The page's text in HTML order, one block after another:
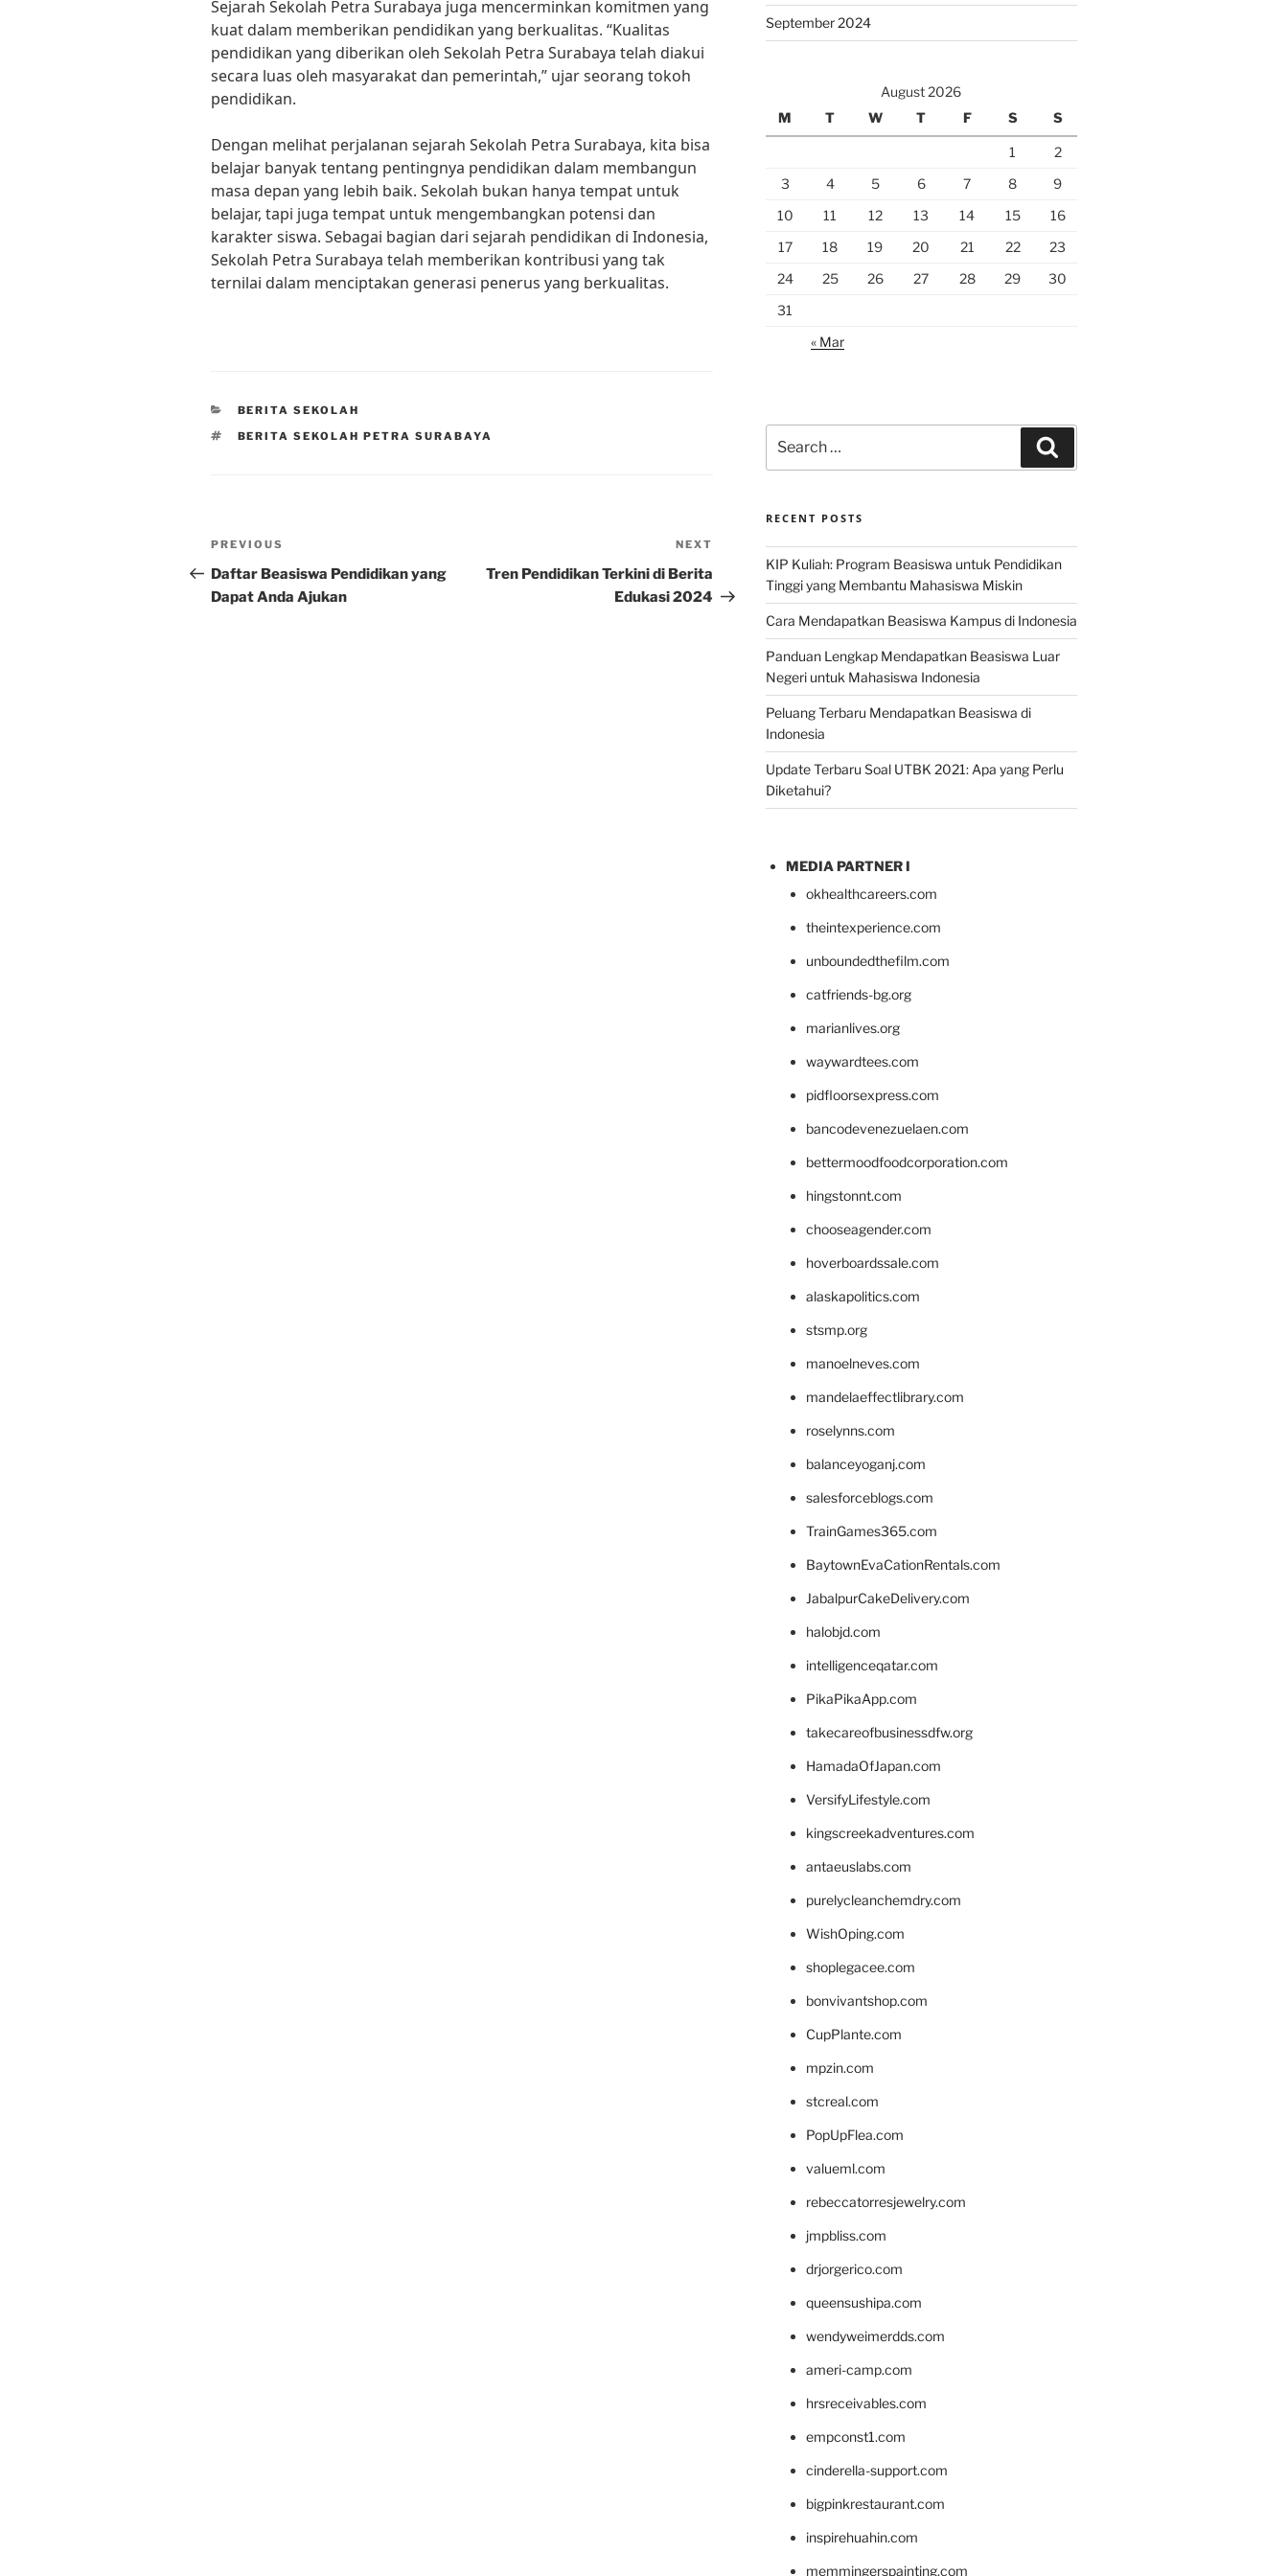
Sejarah Sekolah Petra Surabaya juga mencerminkan komitmen yang
kuat dalam memberikan pendidikan yang berkualitas. “Kualitas
pendidikan yang diberikan oleh Sekolah Petra Surabaya telah diakui
secara luas oleh masyarakat dan pemerintah,” ujar seorang tokoh
pendidikan.
Dengan melihat perjalanan sejarah Sekolah Petra Surabaya, kita bisa
belajar banyak tentang pentingnya pendidikan dalam membangun
masa depan yang lebih baik. Sekolah bukan hanya tempat untuk
belajar, tapi juga tempat untuk mengembangkan potensi dan
karakter siswa. Sebagai bagian dari sejarah pendidikan di Indonesia,
Sekolah Petra Surabaya telah memberikan kontribusi yang tak
ternilai dalam menciptakan generasi penerus yang berkualitas.
CATEGORIES
BERITA SEKOLAH
TAGS
BERITA SEKOLAH PETRA SURABAYA
Post
navigation
Previous
Post
PREVIOUS
Daftar Beasiswa Pendidikan yang
Dapat Anda Ajukan
NEXT
Tren Pendidikan Terkini di Berita
Edukasi 2024
September 2024
August 2026
M
T W T F S S
1
2
3
4 5 6 7 8
9
10
11 12 13 14 15
16
17
18 19 20 21 22
23
24
25 26 27 28 29
30
31
« Mar
for:
RECENT POSTS
KIP Kuliah: Program Beasiswa untuk Pendidikan
Tinggi yang Membantu Mahasiswa Miskin
Cara Mendapatkan Beasiswa Kampus di Indonesia
Panduan Lengkap Mendapatkan Beasiswa Luar
Negeri untuk Mahasiswa Indonesia
Peluang Terbaru Mendapatkan Beasiswa di
Indonesia
Update Terbaru Soal UTBK 2021: Apa yang Perlu
Diketahui?
MEDIA PARTNER I
okhealthcareers.com
theintexperience.com
unboundedthefilm.com
catfriends-bg.org
marianlives.org
waywardtees.com
pidfloorsexpress.com
bancodevenezuelaen.com
bettermoodfoodcorporation.com
hingstonnt.com
chooseagender.com
hoverboardssale.com
alaskapolitics.com
stsmp.org
manoelneves.com
mandelaeffectlibrary.com
roselynns.com
balanceyoganj.com
salesforceblogs.com
TrainGames365.com
BaytownEvaCationRentals.com
JabalpurCakeDelivery.com
halobjd.com
intelligenceqatar.com
PikaPikaApp.com
takecareofbusinessdfw.org
HamadaOfJapan.com
VersifyLifestyle.com
kingscreekadventures.com
antaeuslabs.com
purelycleanchemdry.com
WishOping.com
shoplegacee.com
bonvivantshop.com
CupPlante.com
mpzin.com
stcreal.com
PopUpFlea.com
valueml.com
rebeccatorresjewelry.com
jmpbliss.com
drjorgerico.com
queensushipa.com
wendyweimerdds.com
ameri-camp.com
hrsreceivables.com
empconst1.com
cinderella-support.com
bigpinkrestaurant.com
inspirehuahin.com
memmingerspainting.com